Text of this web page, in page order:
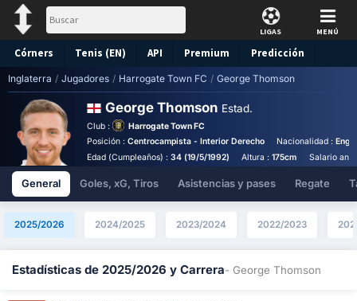
LIGAS MENÚ
Córners Tenis (EN) API Premium Predicción
Inglaterra / Jugadores / Harrogate Town FC / George Thomson
George Thomson Estad.
Club :
Harrogate Town FC
Posición : Centrocampista - Interior Derecho Nacionalidad :
Edad (Cumpleaños) : 34 (19/5/1992) Altura :175cm Salario
General Goles, xG, Tiros Asistencias y pases Regate
2025/2026 2024/2025 2023/2024 2022/2023
Estadísticas de 2025/2026 y Carrera- George Thomson